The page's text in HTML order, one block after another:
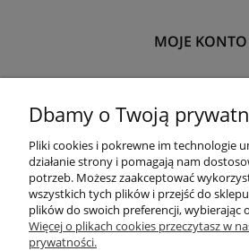
MOJE KONTO
INFORMACJE
O NAS
Dbamy o Twoją
Pliki cookies i pokrewne im technologie
działanie strony i pomagają nam
potrzeb. Możesz zaakceptować
wszystkich tych plików i przejść do
plików do swoich preferencji, wybierając
Więcej o plikach cookies przeczytasz w
prywatności.